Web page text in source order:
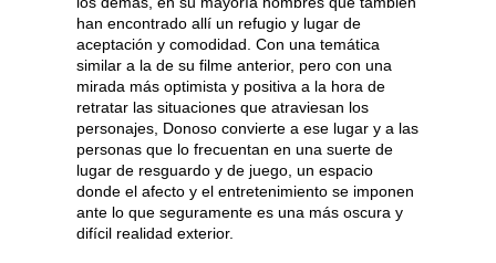
han encontrado allí un refugio y lugar de
aceptación y comodidad. Con una temática
similar a la de su filme anterior, pero con una
mirada más optimista y positiva a la hora de
retratar las situaciones que atraviesan los
personajes, Donoso convierte a ese lugar y a las
personas que lo frecuentan en una suerte de
lugar de resguardo y de juego, un espacio
donde el afecto y el entretenimiento se imponen
ante lo que seguramente es una más oscura y
difícil realidad exterior.